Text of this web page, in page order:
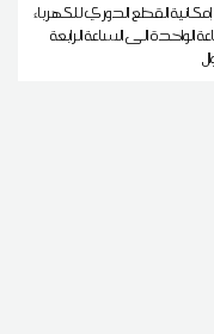
القطع الدوري للكهرباء
الواحدة الى الساعة الرابعة